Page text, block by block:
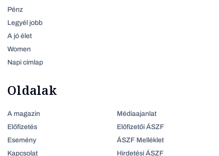
Pénz
Legyél jobb
A jó élet
Women
Napi címlap
Oldalak
A magazin
Előfizetés
Esemény
Kapcsolat
Médiaajanlat
Előfizetői ÁSZF
ÁSZF Melléklet
Hirdetési ÁSZF